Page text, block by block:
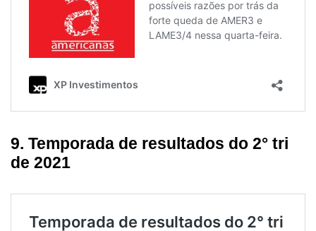
9. Temporada de resultados do 2° tri
de 2021